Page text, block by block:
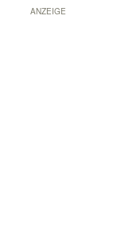
ANZEIGE